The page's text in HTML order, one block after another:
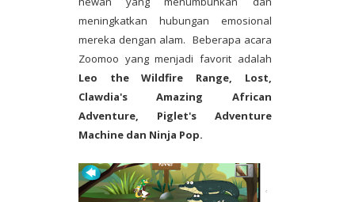
meningkatkan hubungan emosional
mereka dengan alam. Beberapa acara
Zoomoo yang menjadi favorit adalah
Leo the Wildfire Range, Lost,
Clawdia's Amazing African
Adventure, Piglet's Adventure
Machine dan Ninja Pop.